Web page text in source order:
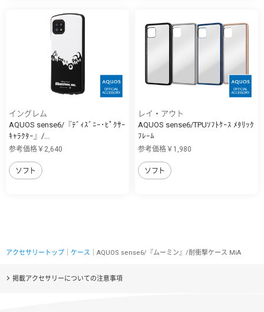
イングレム
AQUOS sense6/『ﾃﾞｨｽﾞﾆｰ･ﾋﾟｸｻｰ
ｷｬﾗｸﾀｰ』/...
参考価格￥2,640
ソフト
レイ・アウト
AQUOS sense6/TPUｿﾌﾄｹｰｽ ﾒﾀﾘｯｸ
ﾌﾚｰﾑ
参考価格￥1,980
ソフト
アクセサリートップ ケース ｜AQUOS sense6/『ムーミン』/耐衝撃ケース MiA
掲載アクセサリーについての注意事項